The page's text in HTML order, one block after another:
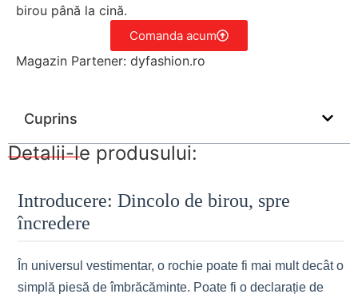
birou până la cină.
Comanda acum
Magazin Partener: dyfashion.ro
Cuprins
Detalii-le produsului:
Introducere: Dincolo de birou, spre
încredere
În universul vestimentar, o rochie poate fi mai mult decât o
simplă piesă de îmbrăcăminte. Poate fi o declarație de